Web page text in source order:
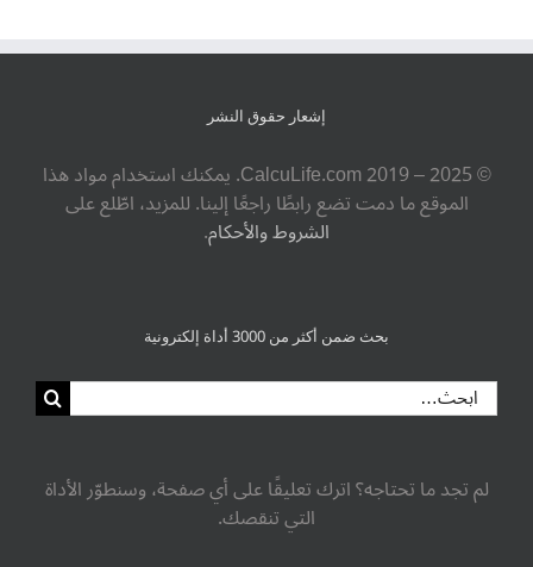
إشعار حقوق النشر
© ‎CalcuLife.com‎ 2019 – 2025. يمكنك استخدام مواد هذا
الموقع ما دمت تضع رابطًا راجعًا إلينا. للمزيد، اطّلع على
الشروط والأحكام.
بحث ضمن أكثر من 3000 أداة إلكترونية
البحث
عن:
لم تجد ما تحتاجه؟ اترك تعليقًا على أي صفحة، وسنطوّر الأداة
التي تنقصك.